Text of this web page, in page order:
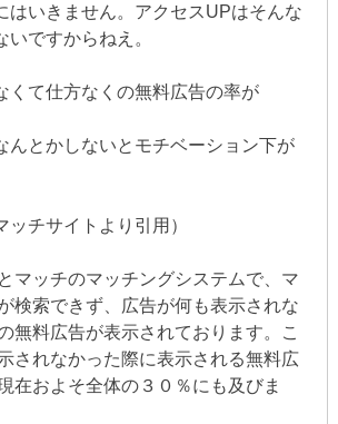
はいきません。アクセスUPはそんな
ですからねえ。
くて仕方なくの無料広告の率が
んとかしないとモチベーション下が
ッチサイトより引用）
マッチのマッチングシステムで、マ
検索できず、広告が何も表示されな
無料広告が表示されております。こ
されなかった際に表示される無料広
在およそ全体の３０％にも及びま